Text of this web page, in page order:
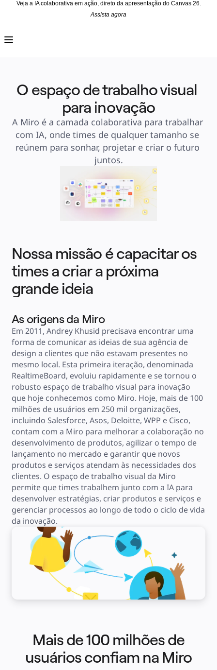
Veja a IA colaborativa em ação, direto da apresentação do Canvas 26.
Assista agora
AI Workflows
Conectores
Explore os Playbooks de IA
Servidor MCP
Planos de ação
Integrações
Segurança
Enterprise Guard
Plataforma para desenvolvedores
Baixar aplicativos
Kanban
Linhas do tempo
Talktrack
Tabelas
Documentos
Diagramas
Brainstorming
Mapas mentais
Mapas conceituais
Fluxogramas
Design técnico e documentação
Protótipos e wireframes
Mapa da jornada do cliente
Síntese de pesquisa
Workshops de design
Planejamento e entrega
Planejamento de metas
Design organizacional
Soluções
Por segmento de negócios
Enterprise
Pequenas empresas
Startups
Por setor
Digital
Serviços profissionais
Indústria
Varejo
Serviços financeiros
Ciência da vida e farmacêutica
Por time
Design e UX
Engenharia
Liderança de produto e operações
Operações
Marketing
TI
Por iniciativa estratégica
Sistema operacional de produto
Transformação dos modos de trabalho
Experiência digital do funcionário
Design de experiência do cliente e serviço
Transformação de nuvem e software
Recursos
Aprendizagem
Histórias de clientes
Webinars
Aprendizagem na Reforge
Comunidade e suporte
Serviços Profissionais da Miro
Parceiros de soluções
O espaço de trabalho visual
para inovação
A Miro é a camada colaborativa para trabalhar
com IA, onde times de qualquer tamanho se
reúnem para sonhar, projetar e criar o futuro
juntos.
Nossa missão é capacitar os
times a criar a próxima
grande ideia
As origens da Miro
Em 2011, Andrey Khusid precisava encontrar uma
forma de comunicar as ideias de sua agência de
design a clientes que não estavam presentes no
mesmo local. Esta primeira iteração, denominada
RealtimeBoard, evoluiu rapidamente e se tornou o
robusto espaço de trabalho visual para inovação
que hoje conhecemos como Miro. Hoje, mais de 100
milhões de usuários em 250 mil organizações,
incluindo Salesforce, Asos, Deloitte, WPP e Cisco,
contam com a Miro para melhorar a colaboração no
desenvolvimento de produtos, agilizar o tempo de
lançamento no mercado e garantir que novos
produtos e serviços atendam às necessidades dos
clientes. O espaço de trabalho visual da Miro
permite que times trabalhem junto com a IA para
desenvolver estratégias, criar produtos e serviços e
gerenciar processos ao longo de todo o ciclo de vida
da inovação.
Mais de 100 milhões de
usuários confiam na Miro